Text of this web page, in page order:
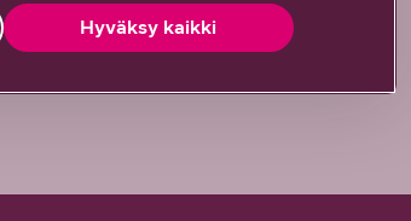
Hyväksy kaikki